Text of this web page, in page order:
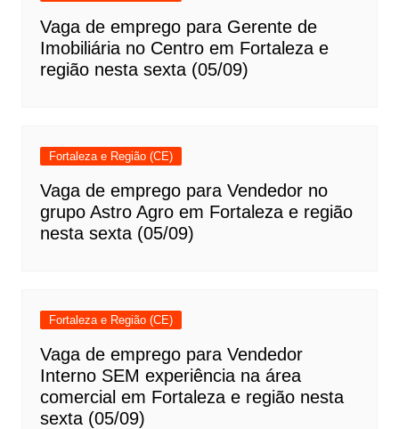
Vaga de emprego para Gerente de
Imobiliária no Centro em Fortaleza e
região nesta sexta (05/09)
Fortaleza e Região (CE)
Vaga de emprego para Vendedor no
grupo Astro Agro em Fortaleza e região
nesta sexta (05/09)
Fortaleza e Região (CE)
Vaga de emprego para Vendedor
Interno SEM experiência na área
comercial em Fortaleza e região nesta
sexta (05/09)